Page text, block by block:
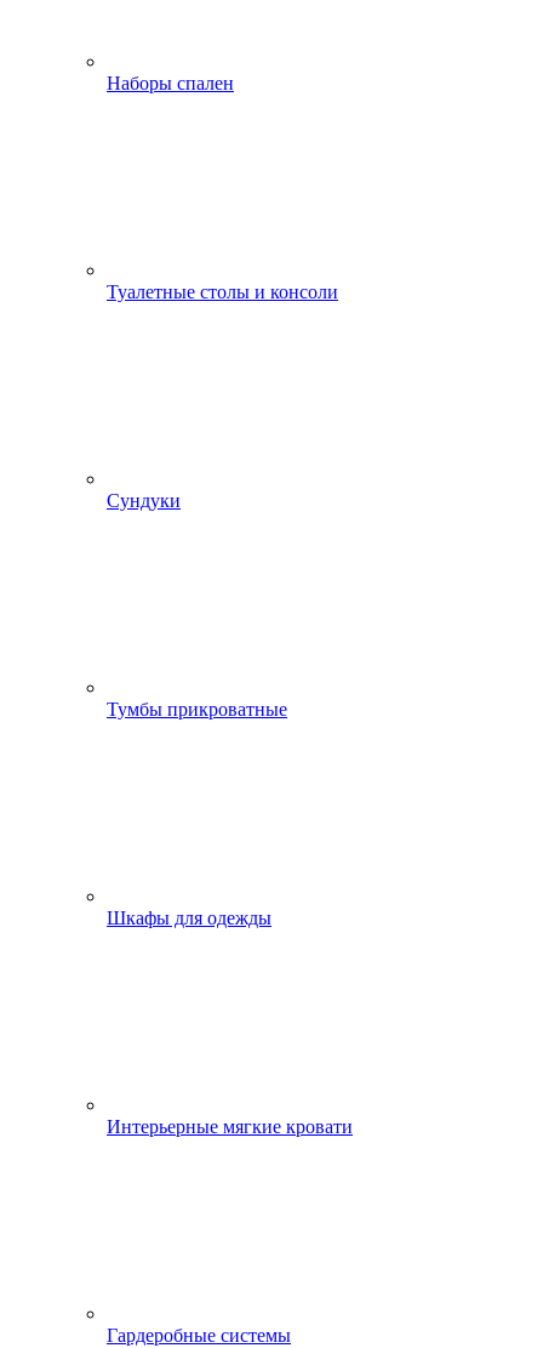
Наборы спален
Туалетные столы и консоли
Сундуки
Тумбы прикроватные
Шкафы для одежды
Интерьерные мягкие кровати
Гардеробные системы